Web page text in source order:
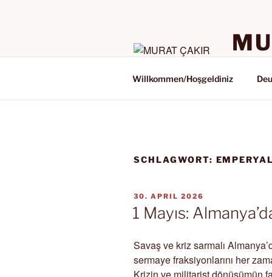
Willkommen/Hoşgeldiniz
SCHLAGWORT:
VERÖFFENTLICHT
AM
30. APRIL 2026
1 Mayıs:
Savaş ve kriz sarmalı
sermaye fraksiyonlarını her
Krizin ve militarist dönüşümün